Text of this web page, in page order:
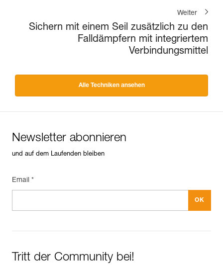
Weiter
Sichern mit einem Seil zusätzlich zu den
Falldämpfern mit integriertem
Verbindungsmittel
Alle Techniken ansehen
Newsletter abonnieren
und auf dem Laufenden bleiben
Email *
Tritt der Community bei!